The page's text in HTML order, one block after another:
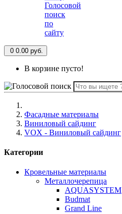
Голосовой
поиск
по
сайту
0 0.00 руб.
В корзине пусто!
Фасадные материалы
Виниловый сайдинг
VOX - Виниловый сайдинг
Категории
Кровельные материалы
Металлочерепица
AQUASYSTEM
Budmat
Grand Line